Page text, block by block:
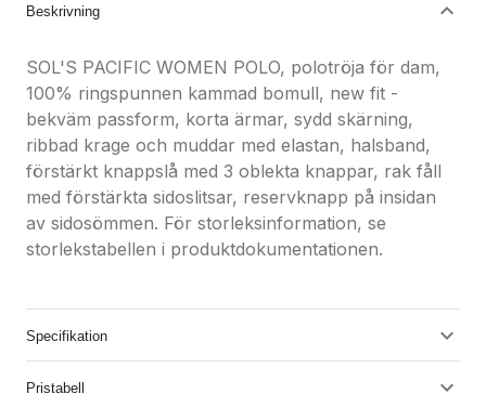
Beskrivning
SOL'S PACIFIC WOMEN POLO, polotröja för dam,
100% ringspunnen kammad bomull, new fit -
bekväm passform, korta ärmar, sydd skärning,
ribbad krage och muddar med elastan, halsband,
förstärkt knappslå med 3 oblekta knappar, rak fåll
med förstärkta sidoslitsar, reservknapp på insidan
av sidosömmen. För storleksinformation, se
storlekstabellen i produktdokumentationen.
Specifikation
Pristabell